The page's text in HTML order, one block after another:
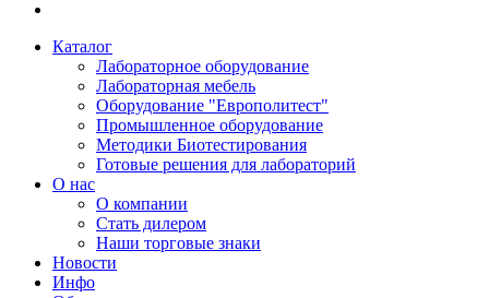
Каталог
Лабораторное оборудование
Лабораторная мебель
Оборудование "Европолитест"
Промышленное оборудование
Методики Биотестирования
Готовые решения для лабораторий
О нас
О компании
Стать дилером
Наши торговые знаки
Новости
Инфо